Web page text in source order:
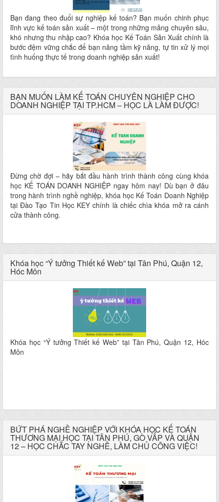
Bạn đang theo đuổi sự nghiệp kế toán? Bạn muốn chinh phục
lĩnh vực kế toán sản xuất – một trong những mảng chuyên sâu,
khó nhưng thu nhập cao? Khóa học Kế Toán Sản Xuất chính là
bước đệm vững chắc để bạn nâng tầm kỹ năng, tự tin xử lý mọi
tình huống thực tế trong doanh nghiệp sản xuất!
BẠN MUỐN LÀM KẾ TOÁN CHUYÊN NGHIỆP CHO
DOANH NGHIỆP TẠI TP.HCM – HỌC LÀ LÀM ĐƯỢC!
Đừng chờ đợi – hãy bắt đầu hành trình thành công cùng khóa
học KẾ TOÁN DOANH NGHIỆP ngay hôm nay! Dù bạn ở đâu
trong hành trình nghề nghiệp, khóa học Kế Toán Doanh Nghiệp
tại Đào Tạo Tin Học KEY chính là chiếc chìa khóa mở ra cánh
cửa thành công.
Khóa học “Ý tưởng Thiết kế Web” tại Tân Phú, Quận 12,
Hóc Môn
Khóa học “Ý tưởng Thiết kế Web” tại Tân Phú, Quận 12, Hóc
Môn
BỨT PHÁ NGHỀ NGHIỆP VỚI KHÓA HỌC KẾ TOÁN
THƯƠNG MẠI HỌC TẠI TÂN PHÚ, GÒ VẤP VÀ QUẬN
12 – HỌC CHẮC TAY NGHỀ, LÀM CHỦ CÔNG VIỆC!